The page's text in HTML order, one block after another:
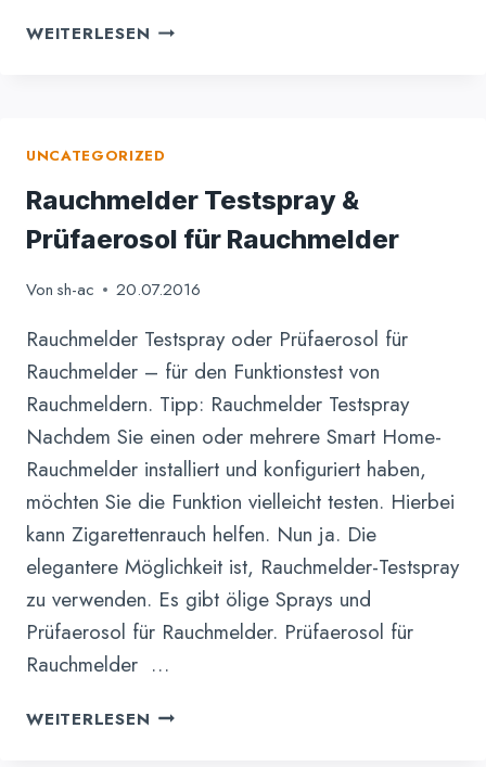
WEITERLESEN TELEKOM
UNCATEGORIZED
Rauchmelder Testspray &
Prüfaerosol für Rauchmelder
Von sh-ac 20.07.2016
Rauchmelder Testspray oder Prüfaerosol für
Rauchmelder – für den Funktionstest von
Rauchmeldern. Tipp: Rauchmelder Testspray
Nachdem Sie einen oder mehrere Smart Home-
Rauchmelder installiert und konfiguriert haben,
möchten Sie die Funktion vielleicht testen. Hierbei
kann Zigarettenrauch helfen. Nun ja. Die
elegantere Möglichkeit ist, Rauchmelder-Testspray
zu verwenden. Es gibt ölige Sprays und
Prüfaerosol für Rauchmelder. Prüfaerosol für
Rauchmelder …
WEITERLESEN RAUCHMELDER